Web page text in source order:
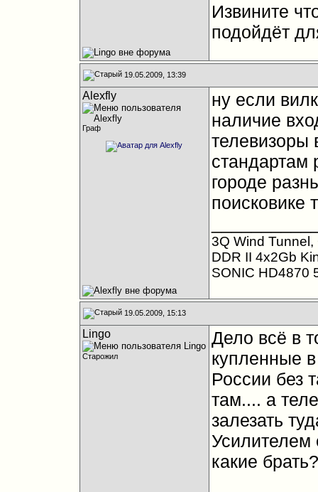
Извините
подойдёт
19.05.2009, 13:39
Alexfly
Граф
ну если
наличие
телевизоры
стандартам
городе
поисковике
3Q Wind
DDR II 4x2Gb
SONIC HD4870
19.05.2009, 15:13
Lingo
Старожил
Дело всё в
купленные
России без
там.... а
залезать
Усилителем
какие брать?